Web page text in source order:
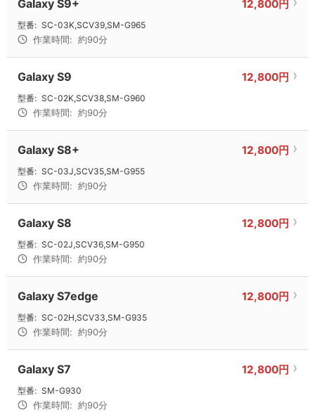
Galaxy S9+ 12,800円
型番: SC-03K,SCV39,SM-G965
作業時間: 約90分
Galaxy S9 12,800円
型番: SC-02K,SCV38,SM-G960
作業時間: 約90分
Galaxy S8+ 12,800円
型番: SC-03J,SCV35,SM-G955
作業時間: 約90分
Galaxy S8 12,800円
型番: SC-02J,SCV36,SM-G950
作業時間: 約90分
Galaxy S7edge 12,800円
型番: SC-02H,SCV33,SM-G935
作業時間: 約90分
Galaxy S7 12,800円
型番: SM-G930
作業時間: 約90分